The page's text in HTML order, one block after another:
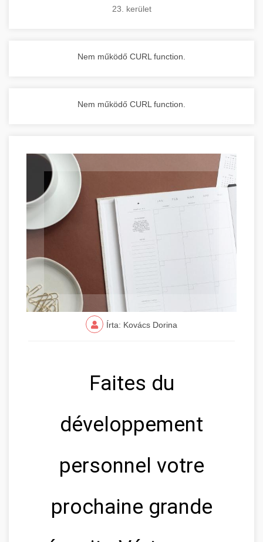
23. kerület
Nem működő CURL function.
Nem működő CURL function.
Írta: Kovács Dorina
Faites du
développement
personnel votre
prochaine grande